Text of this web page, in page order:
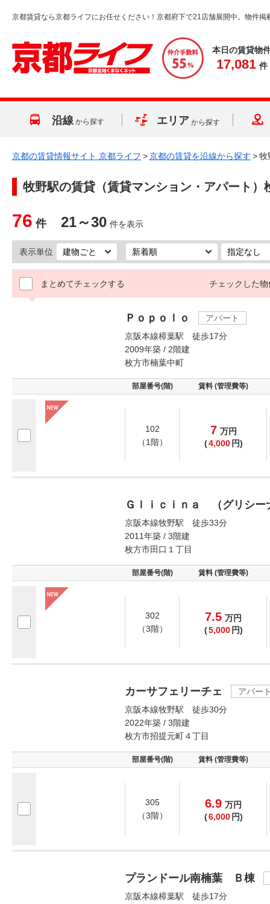
京都賃貸なら京都ライフにお任せください！京都府下で21店舗展開中。物件掲
本日の賃貸物
17,081 件
沿線 から探す エリア から探す
京都の賃貸情報サイト 京都ライフ >京都の賃貸を沿線から探す >牧
牧野駅の賃貸（賃貸マンション・アパート）
76 件 21～30 件を表示
表示単位
まとめてチェックする チェックした物
Ｐｏｐｏｌｏ
アパート
京阪本線樟葉駅 徒歩17分
2009年築 / 2階建
枚方市楠葉中町
部屋番号(階) 賃料 (管理費等)
102
（1階）
7 万円
(4,000 円)
Ｇｌｉｃｉｎａ （グリシー
京阪本線牧野駅 徒歩33分
2011年築 / 3階建
枚方市田口１丁目
部屋番号(階) 賃料 (管理費等)
302
（3階）
7.5 万円
(5,000 円)
カーサフェリーチェ
アパー
京阪本線牧野駅 徒歩30分
2022年築 / 3階建
枚方市招提元町４丁目
部屋番号(階) 賃料 (管理費等)
305
（3階）
6.9 万円
(6,000 円)
プランドール南楠葉 Ｂ棟
京阪本線樟葉駅 徒歩17分